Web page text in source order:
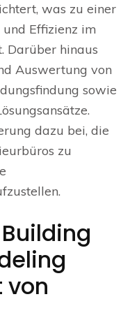
was zu einer
Effizienz im
Darüber hinaus
Auswertung von
sowie
dazu bei, die
zu
von